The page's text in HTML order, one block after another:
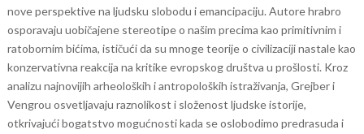
nove perspektive na ljudsku slobodu i emancipaciju. Autore hrabro
osporavaju uobičajene stereotipe o našim precima kao primitivnim i
ratobornim bićima, ističući da su mnoge teorije o civilizaciji nastale kao
konzervativna reakcija na kritike evropskog društva u prošlosti. Kroz
analizu najnovijih arheoloških i antropoloških istraživanja, Grejber i
Vengrou osvetljavaju raznolikost i složenost ljudske istorije,
otkrivajući bogatstvo mogućnosti kada se oslobodimo predrasuda i